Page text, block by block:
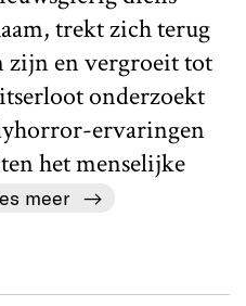
trekt zich terug
zijn en vergroeit tot
onderzoekt
ervaringen
het menselijke
meer